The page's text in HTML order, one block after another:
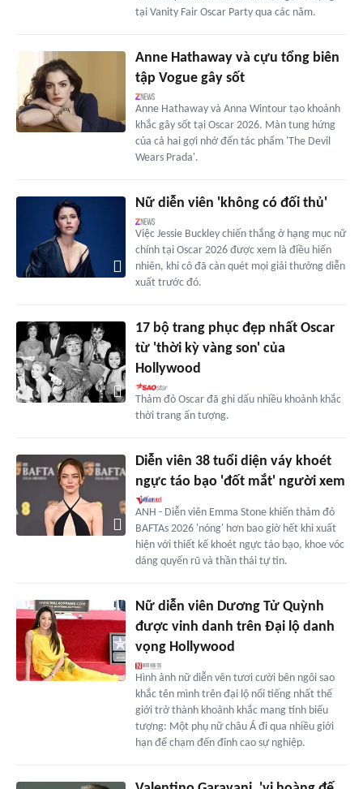
tại Vanity Fair Oscar Party qua các năm.
Anne Hathaway và cựu tổng biên
tập Vogue gây sốt
Anne Hathaway và Anna Wintour tạo khoảnh
khắc gây sốt tại Oscar 2026. Màn tung hứng
của cả hai gợi nhớ đến tác phẩm 'The Devil
Wears Prada'.
Nữ diễn viên 'không có đối thủ'
Việc Jessie Buckley chiến thắng ở hạng mục nữ
chính tại Oscar 2026 được xem là điều hiển
nhiên, khi cô đã càn quét mọi giải thưởng diễn
xuất trước đó.
17 bộ trang phục đẹp nhất Oscar
từ 'thời kỳ vàng son' của
Hollywood
Thảm đỏ Oscar đã ghi dấu nhiều khoảnh khắc
thời trang ấn tượng.
Diễn viên 38 tuổi diện váy khoét
ngực táo bạo 'đốt mắt' người xem
ANH - Diễn viên Emma Stone khiến thảm đỏ
BAFTAs 2026 'nóng' hơn bao giờ hết khi xuất
hiện với thiết kế khoét ngực táo bạo, khoe vóc
dáng quyến rũ và thần thái tự tin.
Nữ diễn viên Dương Tử Quỳnh
được vinh danh trên Đại lộ danh
vọng Hollywood
Hình ảnh nữ diễn vên tươi cười bên ngôi sao
khắc tên mình trên đại lộ nổi tiếng nhất thế
giới trở thành khoảnh khắc mang tính biểu
tượng: Một phụ nữ châu Á đi qua nhiều giới
hạn để chạm đến đỉnh cao sự nghiệp.